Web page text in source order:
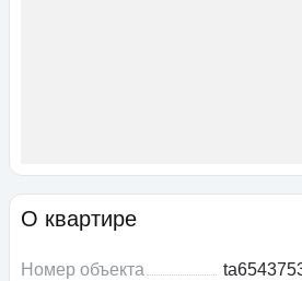
О квартире
Номер объекта